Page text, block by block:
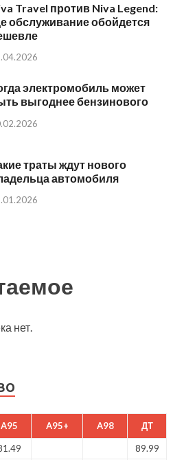
Travel против Niva Legend:
обслуживание обойдется
электромобиль может
выгоднее бензинового
траты ждут нового
автомобиля
нет.
A95 A95+ A98 ДТ
89.99